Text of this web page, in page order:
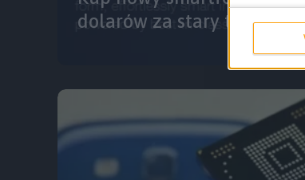
dolarów za stary telefon